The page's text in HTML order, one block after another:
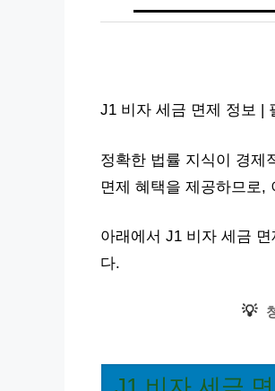
J1 비자 세금 면제 정보 |
정확한 법률 지식이 경제
면제 혜택을 제공하므로,
아래에서 J1 비자 세금
다.
💡